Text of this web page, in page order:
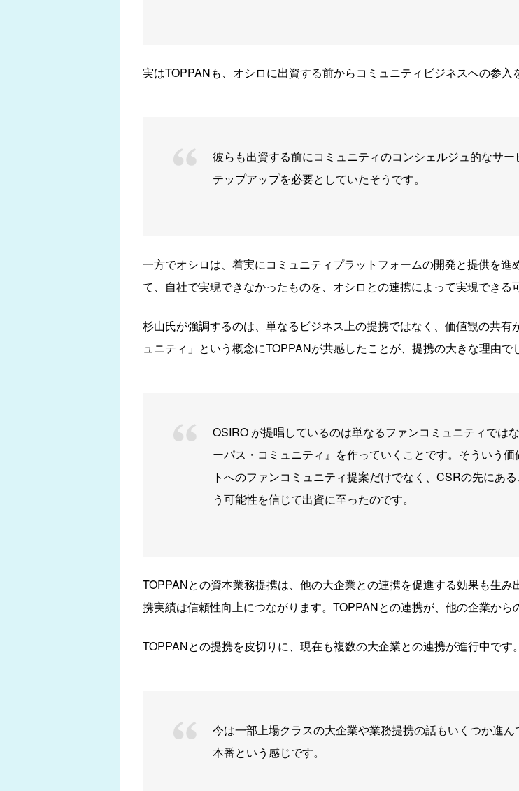
実はTOPPANも、オシロに出資する前からコミュニティビジネスへの参入
彼らも出資する前にコミュニティのコンシェルジュ的なサ
テップアップを必要としていたそうです。
一方でオシロは、着実にコミュニティプラットフォームの開発と提供を
て、自社で実現できなかったものを、オシロとの連携によって実現できる
杉山氏が強調するのは、単なるビジネス上の提携ではなく、価値観の共
ュニティ」という概念にTOPPANが共感したことが、提携の大きな理由で
OSIRO が提唱しているのは単なるファンコミュニティでは
ーパス・コミュニティ』を作っていくことです。そういう
トへのファンコミュニティ提案だけでなく、CSRの先にあ
う可能性を信じて出資に至ったのです。
TOPPANとの資本業務提携は、他の大企業との連携を促進する効果も生
携実績は信頼性向上につながります。TOPPANとの連携が、他の企業から
TOPPANとの提携を皮切りに、現在も複数の大企業との連携が進行中です。
今は一部上場クラスの大企業や業務提携の話もいくつか進
本番という感じです。